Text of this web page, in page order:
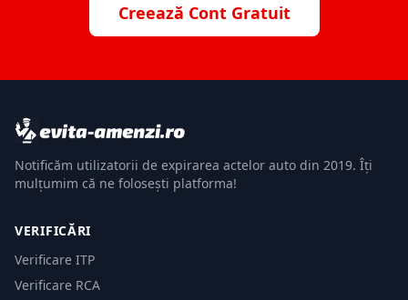
Creează Cont Gratuit
Notificăm utilizatorii de expirarea actelor auto din 2019. Îți
mulțumim că ne folosești platforma!
VERIFICĂRI
Verificare ITP
Verificare RCA